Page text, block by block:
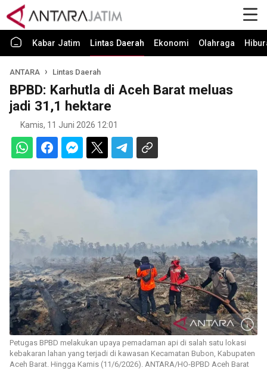
Kabar Jatim Lintas Daerah Ekonomi Olahraga
ANTARA Lintas Daerah
BPBD: Karhutla di Aceh Barat meluas
jadi 31,1 hektare
Kamis, 11 Juni 2026 12:01
Petugas BPBD melakukan upaya pemadaman api di salah satu lokasi
kebakaran lahan yang terjadi di kawasan Kecamatan Bubon, Kabupaten
Aceh Barat. Hingga Kamis (11/6/2026). ANTARA/HO-BPBD Aceh Barat